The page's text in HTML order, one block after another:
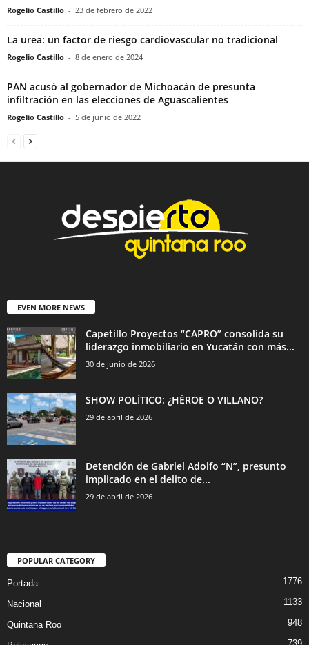
Rogelio Castillo - 23 de febrero de 2022
La urea: un factor de riesgo cardiovascular no tradicional
Rogelio Castillo - 8 de enero de 2024
PAN acusó al gobernador de Michoacán de presunta
infiltración en las elecciones de Aguascalientes
Rogelio Castillo - 5 de junio de 2022
EVEN MORE NEWS
Capetillo Proyectos “CAPRO” consolida su
liderazgo inmobiliario en Yucatán con más...
30 de junio de 2026
SHOW POLÍTICO: ¿HÉROE O VILLANO?
29 de abril de 2026
Detención de Gabriel Adolfo “N”, presunto
implicado en el delito de...
29 de abril de 2026
POPULAR CATEGORY
Portada 1776
Nacional 1133
Quintana Roo 948